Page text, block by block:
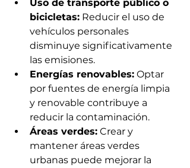
Uso de transporte público o
bicicletas: Reducir el uso de
vehículos personales
disminuye significativamente
las emisiones.
Energías renovables: Optar
por fuentes de energía limpia
y renovable contribuye a
reducir la contaminación.
Áreas verdes: Crear y
mantener áreas verdes
urbanas puede mejorar la